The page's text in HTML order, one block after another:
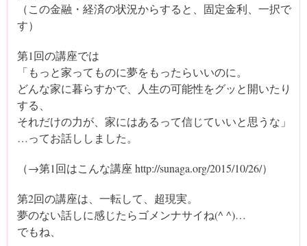
（この金融・経済の状況からすると、固定金利、一択で
す）
第1回の講座では
「もっと家ってものに夢をもったらいいのに。
どんな家に暮らすかで、人生の可能性をグッと開いたり
する、
それだけの力が、家にはあるって信じていいと思うな」
…ってお話ししました。
（→第1回はこんな講座 http://sunaga.org/2015/10/26/）
第2回の講座は、一転して、超現実。
夢のない話しに感じたらゴメンナサイね(^ ^)…
でもね、